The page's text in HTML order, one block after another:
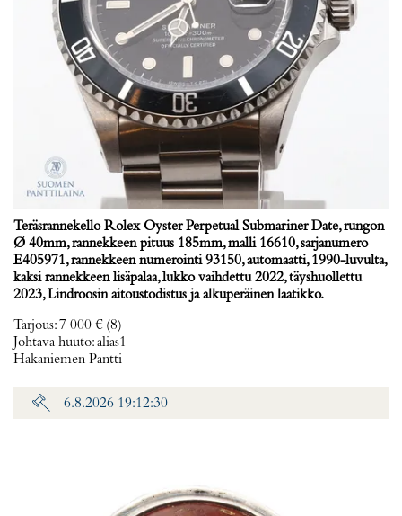
Teräsrannekello Rolex Oyster Perpetual Submariner Date, rungon
Ø 40mm, rannekkeen pituus 185mm, malli 16610, sarjanumero
E405971, rannekkeen numerointi 93150, automaatti, 1990-luvulta,
kaksi rannekkeen lisäpalaa, lukko vaihdettu 2022, täyshuollettu
2023, Lindroosin aitoustodistus ja alkuperäinen laatikko.
Tarjous:7 000 € (8)
Johtava huuto:alias1
Hakaniemen Pantti
6.8.2026 19:12:30